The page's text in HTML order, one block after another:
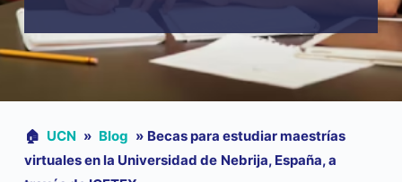
🏠︎ UCN » Blog » Becas para estudiar maestrías
virtuales en la Universidad de Nebrija, España, a